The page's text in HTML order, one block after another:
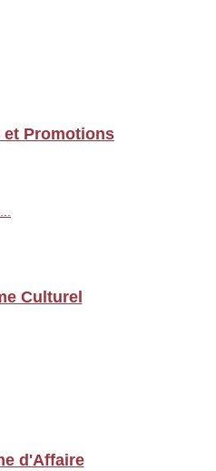
et Promotions
Culturel
d'Affaire